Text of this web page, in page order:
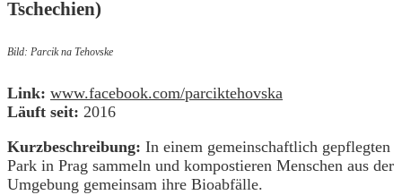
Tschechien)
Bild: Parcik na Tehovske
Link: www.facebook.com/parciktehovska
Läuft seit: 2016
Kurzbeschreibung: In einem gemeinschaftlich gepflegten
Park in Prag sammeln und kompostieren Menschen aus der
Umgebung gemeinsam ihre Bioabfälle.